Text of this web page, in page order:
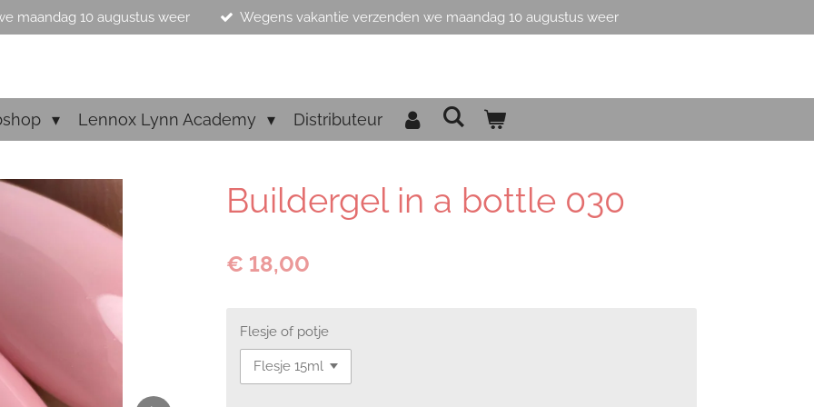
maandag 10 augustus weer Wegens vakantie verzenden we maandag 10 augustus weer
Lennox Lynn Academy Distributeur
Buildergel in a bottle 030
€ 18,00
Flesje of potje